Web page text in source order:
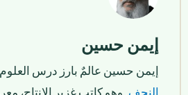
إيمن حسين
إيمن حسين عالمٌ بارز درس العلوم
النجف. وهو كاتب غزير الإنتاج،